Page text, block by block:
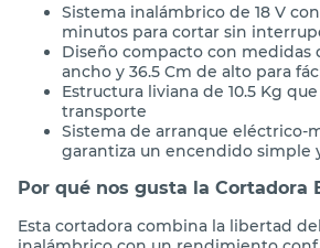
Sistema inalámbrico de 18 V
minutos para cortar sin
Diseño compacto con medidas
ancho y 36.5 Cm de alto para
Estructura liviana de 10.5 Kg
transporte
Sistema de arranque eléctrico-
garantiza un encendido simple
Por qué nos gusta la Cortadora
Esta cortadora combina la libertad